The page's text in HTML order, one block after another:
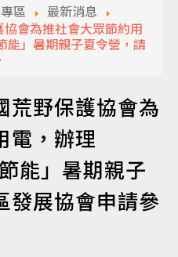
區
最新消息
會為推社會大眾節約用
能」暑期親子夏令營，請
荒野保護協會為
電，辦理
能」暑期親子
發展協會申請參